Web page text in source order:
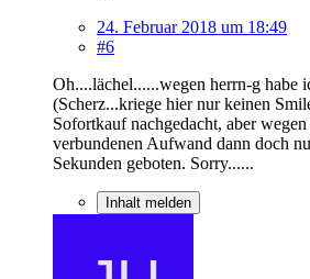
24. Februar 2018 um 18:49
#6
Oh....lächel......wegen herrn-g habe
(Scherz...kriege hier nur keinen
Sofortkauf nachgedacht, aber
verbundenen Aufwand dann doch
Sekunden geboten. Sorry......
Inhalt melden